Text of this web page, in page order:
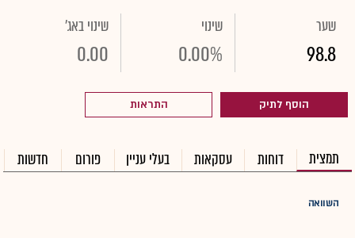
שער
98.8
שינוי
0.00%
שינוי באג'
0.00
הוסף לתיק התראות
תמצית דוחות עסקאות בעלי עניין פורום חדשות
השוואה